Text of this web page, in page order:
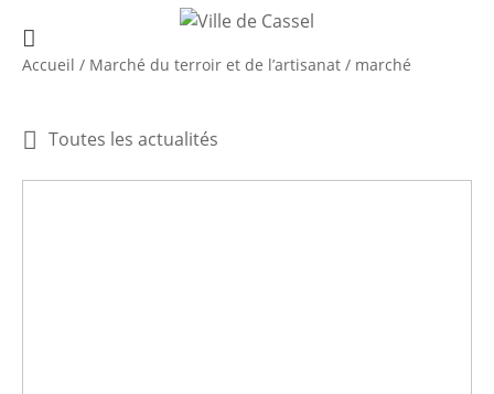
Accueil / Marché du terroir et de l’artisanat / marché
Toutes les actualités